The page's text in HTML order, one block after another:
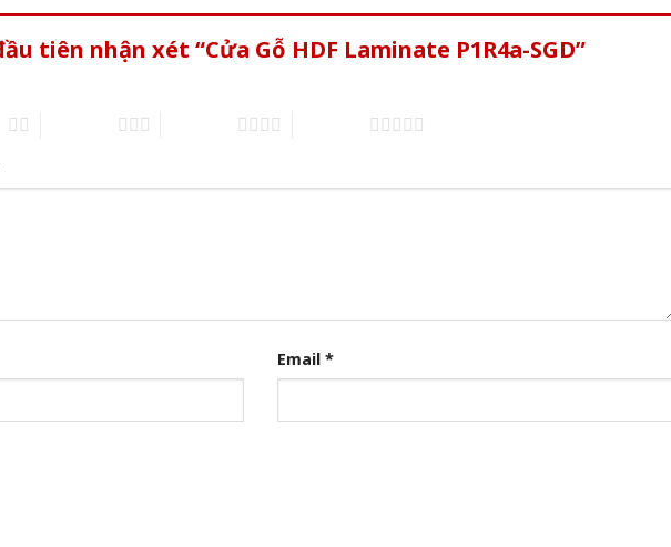
tiên nhận xét “Cửa Gỗ HDF Laminate P1R4a-SGD”
Email *